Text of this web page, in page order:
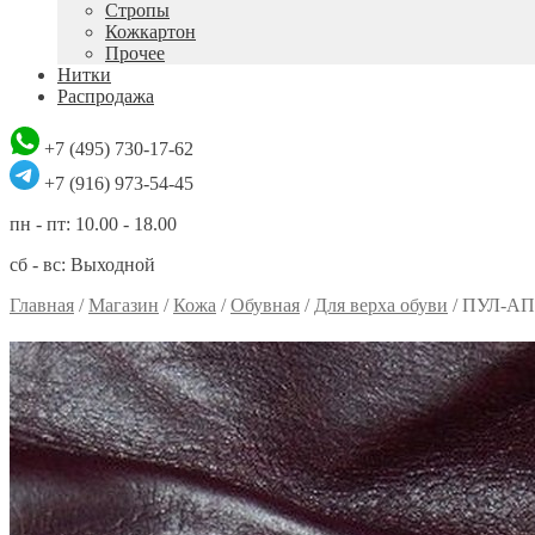
Стропы
Кожкартон
Прочее
Нитки
Распродажа
+7 (495) 730-17-62
+7 (916) 973-54-45
пн - пт: 10.00 - 18.00
сб - вс: Выходной
Главная /Магазин /Кожа /Обувная / Для верха обуви /ПУЛ-АП